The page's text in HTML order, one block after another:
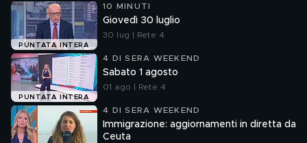
PUNTATA INTERA
10 MINUTI
Giovedì 30 luglio
30 lug | Rete 4
PUNTATA INTERA
4 DI SERA WEEKEND
Sabato 1 agosto
01 ago | Rete 4
4 DI SERA WEEKEND
Immigrazione: aggiornamenti in diretta da
Ceuta